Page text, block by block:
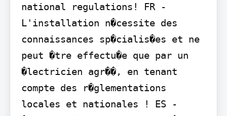
national regulations! FR -
L'installation n�cessite des
connaissances sp�cialis�es et ne
peut �tre effectu�e que par un
�lectricien agr��, en tenant
compte des r�glementations
locales et nationales ! ES -